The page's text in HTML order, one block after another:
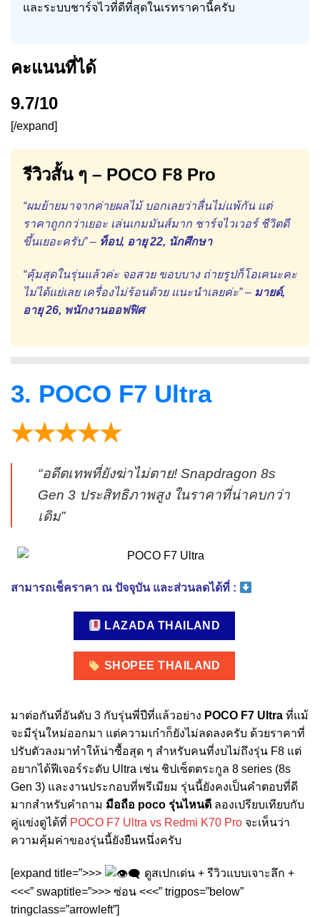
และระบบชาร์จไวที่ดีที่สุดในเรทราคานี้ครับ
คะแนนที่ได้
9.7/10
[/expand]
รีวิวสั้น ๆ – POCO F8 Pro
“ผมย้ายมาจากค่ายผลไม้ บอกเลยว่าลื่นไม่แพ้กัน แต่
ราคาถูกกว่าเยอะ เล่นเกมมันส์มาก ชาร์จไวเวอร์ ชีวิตดี
ขึ้นเยอะครับ” – ท็อป, อายุ 22, นักศึกษา
“คุ้มสุดในรุ่นแล้วค่ะ จอสวย ขอบบาง ถ่ายรูปก็โอเคนะคะ
ไม่ได้แย่เลย เครื่องไม่ร้อนด้วย แนะนำเลยค่ะ” – มายด์,
อายุ 26, พนักงานออฟฟิศ
3. POCO F7 Ultra
★★★★★
“อดีตเทพที่ยังฆ่าไม่ตาย! Snapdragon 8s
Gen 3 ประสิทธิภาพสูง ในราคาที่น่าคบกว่า
เดิม”
สามารถเช็คราคา ณ ปัจจุบัน และส่วนลดได้ที่ :
LAZADA THAILAND
SHOPEE THAILAND
มาต่อกันที่อันดับ 3 กับรุ่นพี่ปีที่แล้วอย่าง POCO F7 Ultra ที่แม้
จะมีรุ่นใหม่ออกมา แต่ความเก๋าก็ยังไม่ลดลงครับ ด้วยราคาที่
ปรับตัวลงมาทำให้น่าซื้อสุด ๆ สำหรับคนที่งบไม่ถึงรุ่น F8 แต่
อยากได้ฟีเจอร์ระดับ Ultra เช่น ชิปเซ็ตตระกูล 8 series (8s
Gen 3) และงานประกอบที่พรีเมียม รุ่นนี้ยังคงเป็นคำตอบที่ดี
มากสำหรับคำถาม มือถือ poco รุ่นไหนดี ลองเปรียบเทียบกับ
คู่แข่งดูได้ที่ POCO F7 Ultra vs Redmi K70 Pro จะเห็นว่า
ความคุ้มค่าของรุ่นนี้ยังยืนหนึ่งครับ
[expand title=”>>>
ดูสเปกเด่น + รีวิวแบบเจาะลึก +
<<<” swaptitle=”>>> ซ่อน <<<” trigpos=”below”
tringclass=”arrowleft”]